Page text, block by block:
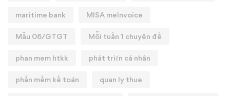
maritime bank MISA meInvoice
Mẫu 06/GTGT Mỗi tuần 1 chuyên đề
phan mem htkk phát triển cá nhân
phần mềm kế toán quan ly thue